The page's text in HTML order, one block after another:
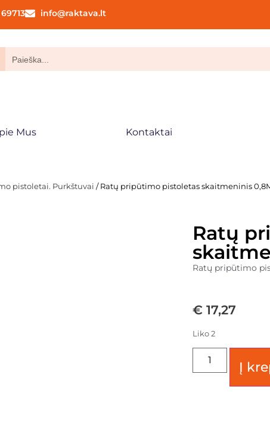
info@raktava.lt
Mus Kontaktai
pistoletai. Purkštuvai / Ratų pripūtimo pistoletas skaitmeninis
Ratų
Ratų pripūtimo
€ 17,27
Liko 2
Į